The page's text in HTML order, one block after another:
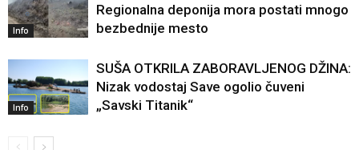
Info
Regionalna deponija mora postati mnogo
bezbednije mesto
Info
SUŠA OTKRILA ZABORAVLJENOG DŽINA:
Nizak vodostaj Save ogolio čuveni
„Savski Titanik“